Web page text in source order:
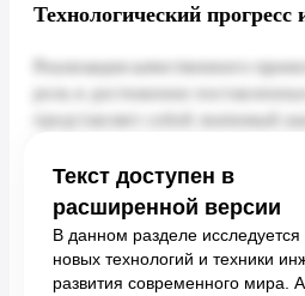
Технологический
Текст доступен в
расширенной версии
В данном разделе исследуется
новых технологий и техники
развития современного мира.